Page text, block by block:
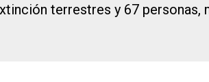
terrestres y 67 personas,